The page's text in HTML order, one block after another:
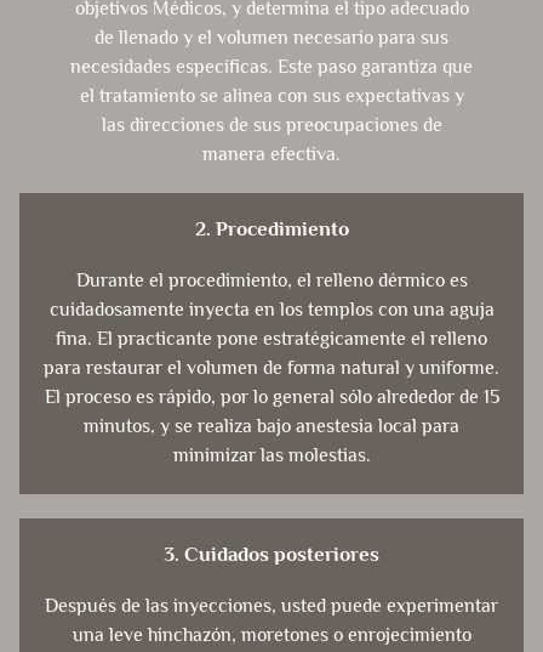
objetivos Médicos, y determina el tipo adecuado
de llenado y el volumen necesario para sus
necesidades específicas. Este paso garantiza que
el tratamiento se alinea con sus expectativas y
las direcciones de sus preocupaciones de
manera efectiva.
2. Procedimiento
Durante el procedimiento, el relleno dérmico es
cuidadosamente inyecta en los templos con una aguja
fina. El practicante pone estratégicamente el relleno
para restaurar el volumen de forma natural y uniforme.
El proceso es rápido, por lo general sólo alrededor de 15
minutos, y se realiza bajo anestesia local para
minimizar las molestias.
3. Cuidados posteriores
Después de las inyecciones, usted puede experimentar
una leve hinchazón, moretones o enrojecimiento